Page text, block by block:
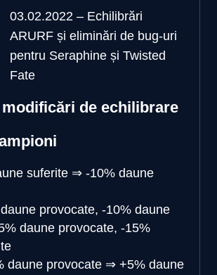
03.02.2022 – Echilibrări
ARURF și eliminări de bug-uri
pentru Seraphine și Twisted
Fate
modificări de echilibrare
suferite ⇒ -10% daune
provocate, -10% daune
daune provocate, -15%
daune provocate ⇒ +5% daune